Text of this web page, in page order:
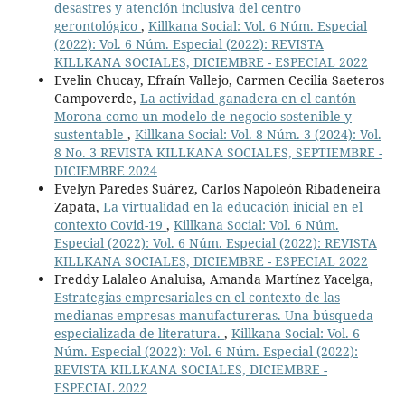
desastres y atención inclusiva del centro
gerontológico , Killkana Social: Vol. 6 Núm. Especial
(2022): Vol. 6 Núm. Especial (2022): REVISTA
KILLKANA SOCIALES, DICIEMBRE - ESPECIAL 2022
Evelin Chucay, Efraín Vallejo, Carmen Cecilia Saeteros
Campoverde, La actividad ganadera en el cantón
Morona como un modelo de negocio sostenible y
sustentable , Killkana Social: Vol. 8 Núm. 3 (2024): Vol.
8 No. 3 REVISTA KILLKANA SOCIALES, SEPTIEMBRE -
DICIEMBRE 2024
Evelyn Paredes Suárez, Carlos Napoleón Ribadeneira
Zapata, La virtualidad en la educación inicial en el
contexto Covid-19 , Killkana Social: Vol. 6 Núm.
Especial (2022): Vol. 6 Núm. Especial (2022): REVISTA
KILLKANA SOCIALES, DICIEMBRE - ESPECIAL 2022
Freddy Lalaleo Analuisa, Amanda Martínez Yacelga,
Estrategias empresariales en el contexto de las
medianas empresas manufactureras. Una búsqueda
especializada de literatura. , Killkana Social: Vol. 6
Núm. Especial (2022): Vol. 6 Núm. Especial (2022):
REVISTA KILLKANA SOCIALES, DICIEMBRE -
ESPECIAL 2022